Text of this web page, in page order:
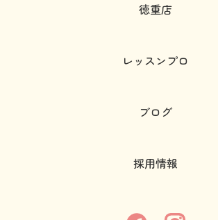
徳重店
レッスンプロ
ブログ
採用情報